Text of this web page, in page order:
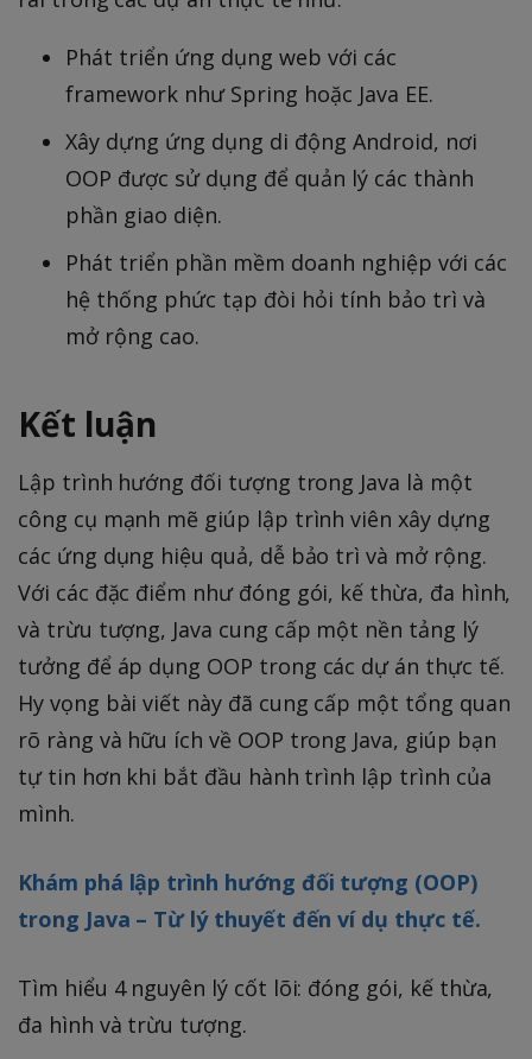
Phát triển ứng dụng web với các
framework như Spring hoặc Java EE.
Xây dựng ứng dụng di động Android, nơi
OOP được sử dụng để quản lý các thành
phần giao diện.
Phát triển phần mềm doanh nghiệp với các
hệ thống phức tạp đòi hỏi tính bảo trì và
mở rộng cao.
Kết luận
Lập trình hướng đối tượng trong Java là một
công cụ mạnh mẽ giúp lập trình viên xây dựng
các ứng dụng hiệu quả, dễ bảo trì và mở rộng.
Với các đặc điểm như đóng gói, kế thừa, đa hình,
và trừu tượng, Java cung cấp một nền tảng lý
tưởng để áp dụng OOP trong các dự án thực tế.
Hy vọng bài viết này đã cung cấp một tổng quan
rõ ràng và hữu ích về OOP trong Java, giúp bạn
tự tin hơn khi bắt đầu hành trình lập trình của
mình.
Khám phá lập trình hướng đối tượng (OOP)
trong Java – Từ lý thuyết đến ví dụ thực tế.
Tìm hiểu 4 nguyên lý cốt lõi: đóng gói, kế thừa,
đa hình và trừu tượng.